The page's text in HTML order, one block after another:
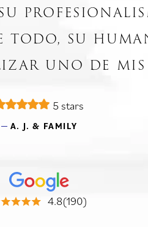
su
uno de
5 stars
A. J. & FAMILY
4.8(190)